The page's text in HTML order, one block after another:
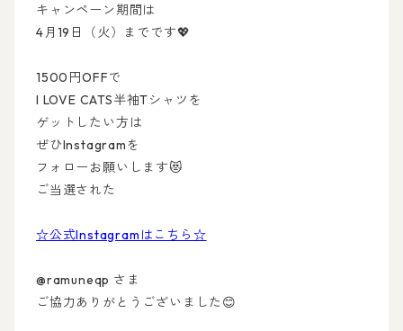
キャンペーン期間は
4月19日（火）までです💖
1500円OFFで
I LOVE CATS半袖Tシャツを
ゲットしたい方は
ぜひInstagramを
フォローお願いします😻
ご当選された
☆公式Instagramはこちら☆
@ramuneqp さま
ご協力ありがとうございました😊